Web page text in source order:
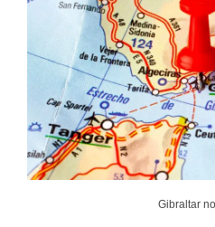
Gibraltar